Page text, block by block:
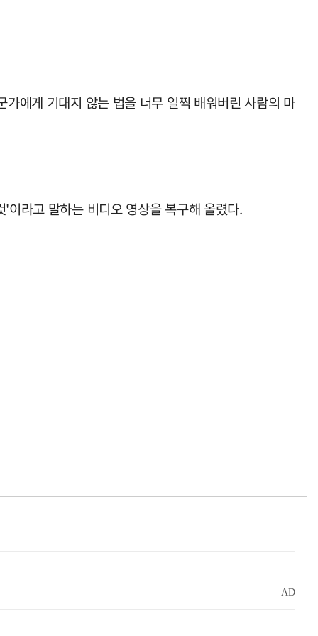
에게 기대지 않는 법을 너무 일찍 배워버린 사람의 마
라고 말하는 비디오 영상을 복구해 올렸다.